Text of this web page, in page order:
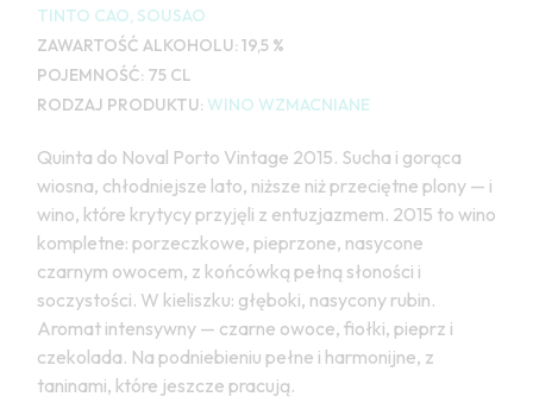
TINTO CAO, SOUSAO
ZAWARTOŚĆ ALKOHOLU: 19,5 %
POJEMNOŚĆ: 75 CL
RODZAJ PRODUKTU: WINO WZMACNIANE
Quinta do Noval Porto Vintage 2015. Sucha i gorąca
wiosna, chłodniejsze lato, niższe niż przeciętne plony — i
wino, które krytycy przyjęli z entuzjazmem. 2015 to wino
kompletne: porzeczkowe, pieprzone, nasycone
czarnym owocem, z końcówką pełną słoności i
soczystości. W kieliszku: głęboki, nasycony rubin.
Aromat intensywny — czarne owoce, fiołki, pieprz i
czekolada. Na podniebieniu pełne i harmonijne, z
taninami, które jeszcze pracują.